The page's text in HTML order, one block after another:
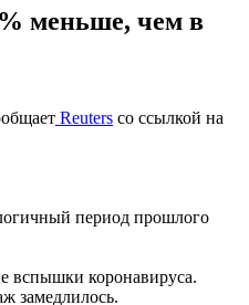
меньше, чем в
Reuters со ссылкой на
период прошлого
вспышки коронавируса.
замедлилось.